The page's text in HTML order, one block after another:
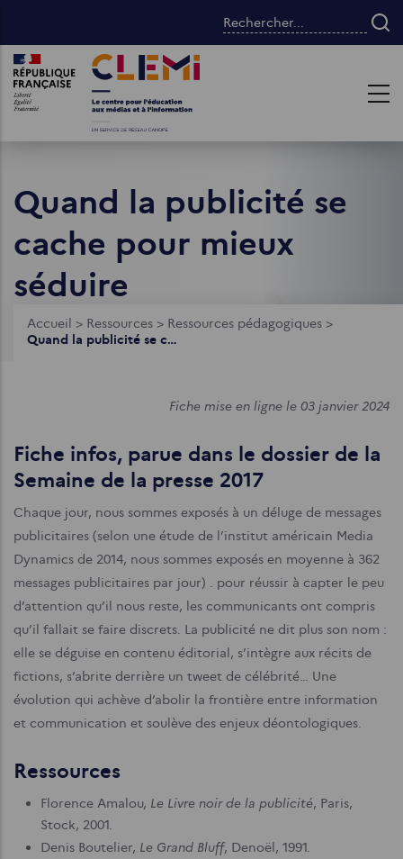
contenu
principal
Rechercher...
Images Images
Quand la publicité se
cache pour mieux
séduire
Fil
Accueil > Ressources > Ressources pédagogiques >
Quand la publicité se cache pour mieux séduire
Fiche mise en ligne le 03 janvier 2024
Fiche infos, parue dans le dossier de la
Semaine de la presse 2017
Chaque jour, nous sommes exposés à un déluge de messages
publicitaires (selon une étude de l’institut américain Media
Dynamics de 2014, nous sommes exposés en moyenne à 362
messages publicitaires par jour) . pour réussir à capter le peu
d’attention qu’il nous reste, les communicants ont compris
qu’il fallait se faire discrets. La publicité ne dit plus son nom :
elle se déguise en contenu éditorial, s’intègre aux récits de
fictions, s’abrite derrière un tweet de célébrité… Une
évolution qui achève d’abolir la frontière entre information
et communication et soulève des enjeux déontologiques.
Ressources
Florence Amalou, Le Livre noir de la publicité, Paris,
Stock, 2001.
Denis Boutelier, Le Grand Bluff, Denoël, 1991.